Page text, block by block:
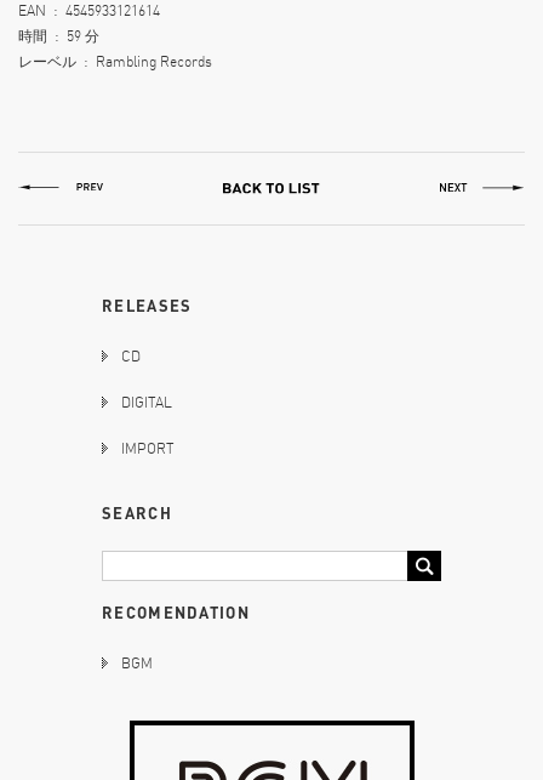
EAN ‏ : ‎ 4545933121614
時間 ‏ : ‎ 59 分
レーベル ‏ : ‎ Rambling Records
RELEASES
CD
DIGITAL
IMPORT
SEARCH
RECOMENDATION
BGM